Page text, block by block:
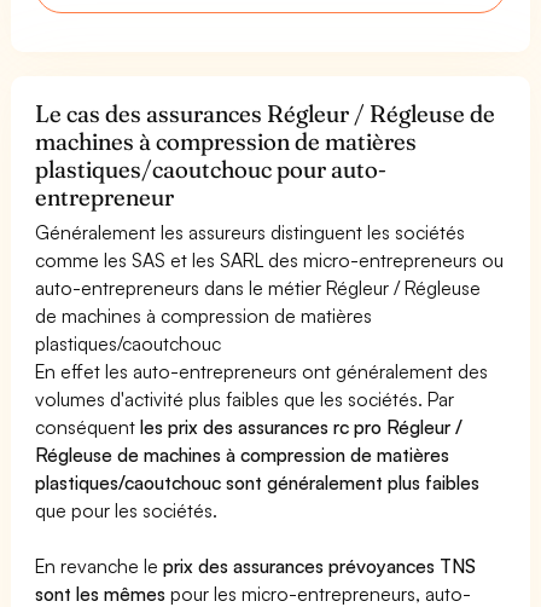
Le cas des assurances Régleur / Régleuse de
machines à compression de matières
plastiques/caoutchouc pour auto-
entrepreneur
Généralement les assureurs distinguent les sociétés
comme les SAS et les SARL des micro-entrepreneurs ou
auto-entrepreneurs dans le métier Régleur / Régleuse
de machines à compression de matières
plastiques/caoutchouc
En effet les auto-entrepreneurs ont généralement des
volumes d'activité plus faibles que les sociétés. Par
conséquentles prix des assurances rc pro Régleur /
Régleuse de machines à compression de matières
plastiques/caoutchouc sont généralement plus faibles
que pour les sociétés.
En revanche leprix des assurances prévoyances TNS
sont les mêmes pour les micro-entrepreneurs, auto-